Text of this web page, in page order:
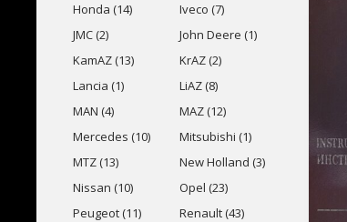
Honda (14)
Iveco (7)
JMC (2)
John Deere (1)
KamAZ (13)
KrAZ (2)
Lancia (1)
LiAZ (8)
MAN (4)
MAZ (12)
Mercedes (10)
Mitsubishi (1)
MTZ (13)
New Holland (3)
Nissan (10)
Opel (23)
Peugeot (11)
Renault (43)